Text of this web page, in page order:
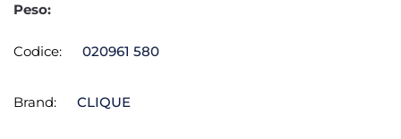
Peso:
Codice: 020961 580
Brand: CLIQUE